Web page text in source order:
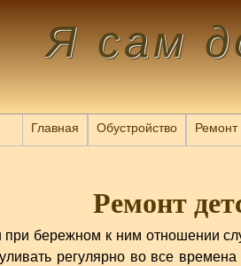
Я сам
Главная Обустройство Ремонт
Ремонт
при бережном к ним отношении
регулярно во все